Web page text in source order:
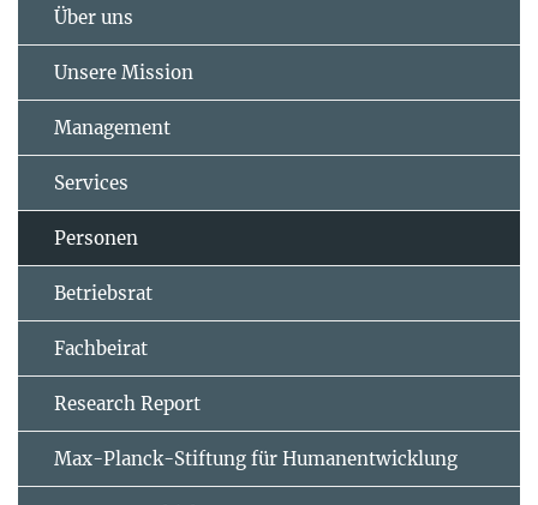
Über uns
Unsere Mission
Management
Services
Personen
Betriebsrat
Fachbeirat
Research Report
Max-Planck-Stiftung für Humanentwicklung